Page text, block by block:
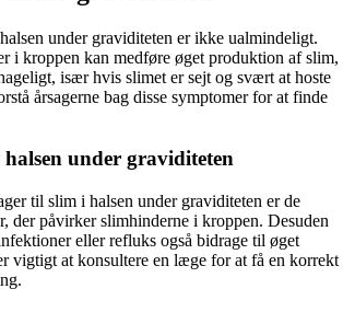
under graviditeten er ikke ualmindeligt.
i kroppen kan medføre øget produktion af slim,
især hvis slimet er sejt og svært at hoste
årsagerne bag disse symptomer for at finde
under graviditeten
til slim i halsen under graviditeten er de
der påvirker slimhinderne i kroppen. Desuden
eller refluks også bidrage til øget
vigtigt at konsultere en læge for at få en korrekt